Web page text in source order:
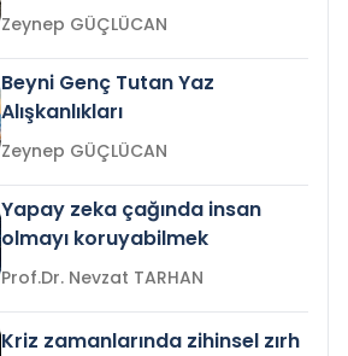
Zeynep GÜÇLÜCAN
Beyni Genç Tutan Yaz
Alışkanlıkları
Zeynep GÜÇLÜCAN
Yapay zeka çağında insan
olmayı koruyabilmek
Prof.Dr. Nevzat TARHAN
Kriz zamanlarında zihinsel zırh